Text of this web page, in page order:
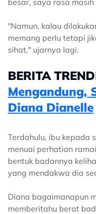
besar, saya rasa
"Namun, kalau
memang perlu tetapi
sihat," ujarnya lagi.
BERITA
Mengandung,
Diana Dianelle
Terdahulu, ibu kepada
menuai perhatian
bentuk badannya
yang mendakwa dia
Diana bagaimanapun
memberitahu berat